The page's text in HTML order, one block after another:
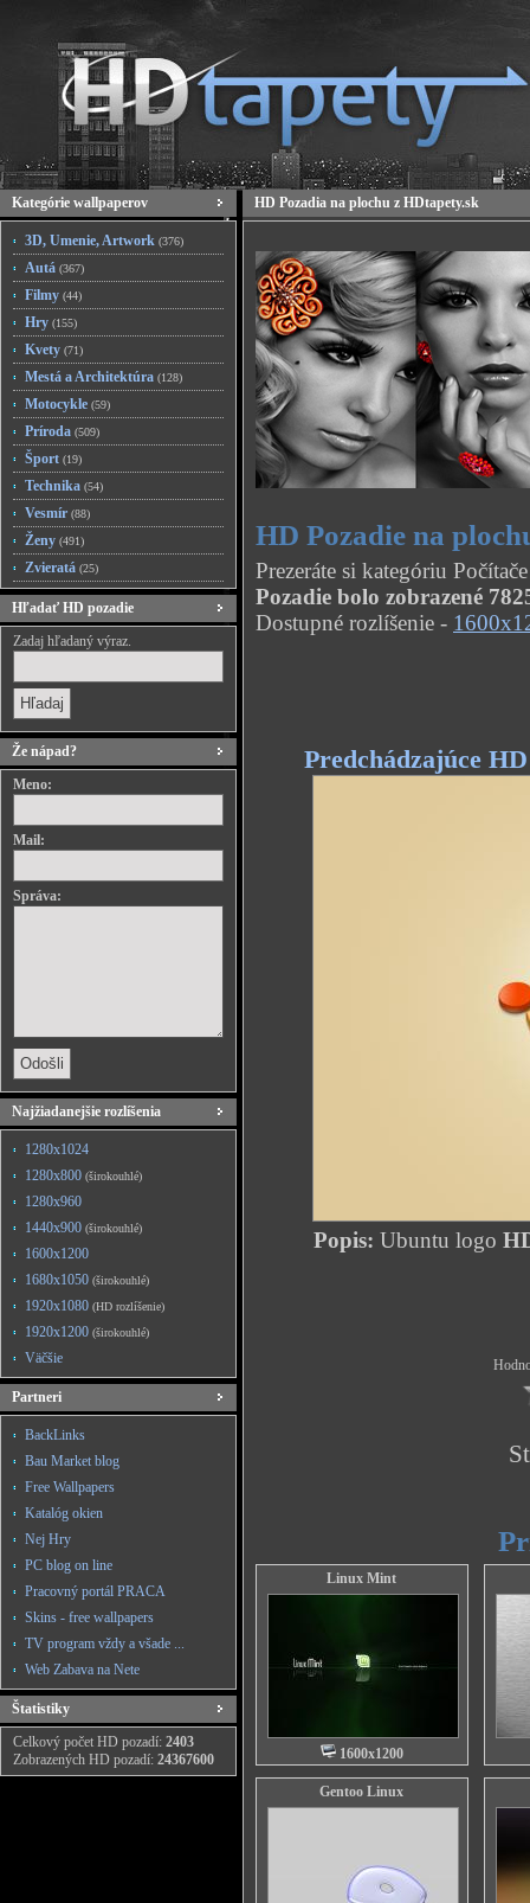
Kategórie wallpaperov
3D, Umenie, Artwork (376)
Autá (367)
Filmy (44)
Hry (155)
Kvety (71)
Mestá a Architektúra (128)
Motocykle (59)
Príroda (509)
Šport (19)
Technika (54)
Vesmír (88)
Ženy (491)
Zvieratá (25)
Hľadať HD pozadie
Zadaj hľadaný výraz.
Že nápad?
Meno:
Mail:
Správa:
Najžiadanejšie rozlíšenia
1280x1024
1280x800 (širokouhlé)
1280x960
1440x900 (širokouhlé)
1600x1200
1680x1050 (širokouhlé)
1920x1080 (HD rozlíšenie)
1920x1200 (širokouhlé)
Väčšie
Partneri
BackLinks
Bau Market blog
Free Wallpapers
Katalóg okien
Nej Hry
PC blog on line
Pracovný portál PRACA
Skins - free wallpapers
TV program vždy a všade ...
Web Zabava na Nete
Štatistiky
Celkový počet HD pozadí: 2403
Zobrazených HD pozadí: 24367600
HD Pozadia na plochu z HDtapety.sk
HD Pozadie na
Prezeráte si kategóriu
Pozadie bolo zobrazené
Dostupné rozlíšenie -
Predchádzajúce
Popis: Ubuntu logo
Linux Mint
1600x1200
Gentoo Linux